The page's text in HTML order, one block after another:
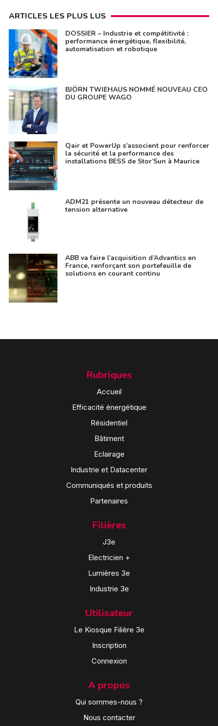
ARTICLES LES PLUS LUS
DOSSIER – Industrie et compétitivité :
performance énergétique, flexibilité,
automatisation et robotique
BJÖRN TWIEHAUS NOMMÉ NOUVEAU CEO
DU GROUPE WAGO
Qair et PowerUp s’associent pour renforcer
la sécurité et la performance des
installations BESS de Stor’Sun à Maurice
ADM21 présente un nouveau détecteur de
tension alternative
ABB va faire l’acquisition d’Advantics en
France, renforçant son portefeuille de
solutions en courant continu
Rubriques
Accueil
Efficacité énergétique
Résidentiel
Bâtiment
Eclairage
Industrie et Datacenter
Communiqués et produits
Partenaires
Filières
J3e
Electricien +
Lumières 3e
Industrie 3e
Utilisateur
Le Kiosque Filière 3e
Inscription
Connexion
A propos
Qui sommes-nous ?
Nous contacter